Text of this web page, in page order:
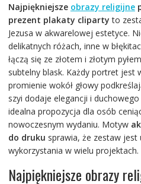
Najpiękniejsze obrazy religijne
prezent plakaty cliparty to
Jezusa w akwarelowej estetyce.
delikatnych różach, inne w
łączą się ze złotem i złotym
subtelny blask. Każdy portret jest
promienie wokół głowy
szyi dodaje elegancji i
idealna propozycja dla osób
nowoczesnym wydaniu. Motyw
do druku sprawia, że zestaw jest
wykorzystania w wielu projektach.
Najpiękniejsze obrazy